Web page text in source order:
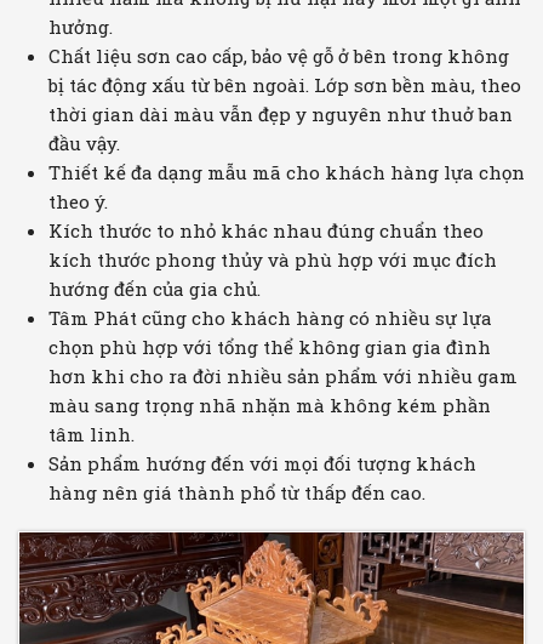
hưởng.
Chất liệu sơn cao cấp, bảo vệ gỗ ở bên trong không
bị tác động xấu từ bên ngoài. Lớp sơn bền màu, theo
thời gian dài màu vẫn đẹp y nguyên như thuở ban
đầu vậy.
Thiết kế đa dạng mẫu mã cho khách hàng lựa chọn
theo ý.
Kích thước to nhỏ khác nhau đúng chuẩn theo
kích thước phong thủy và phù hợp với mục đích
hướng đến của gia chủ.
Tâm Phát cũng cho khách hàng có nhiều sự lựa
chọn phù hợp với tổng thể không gian gia đình
hơn khi cho ra đời nhiều sản phẩm với nhiều gam
màu sang trọng nhã nhặn mà không kém phần
tâm linh.
Sản phẩm hướng đến với mọi đối tượng khách
hàng nên giá thành phổ từ thấp đến cao.